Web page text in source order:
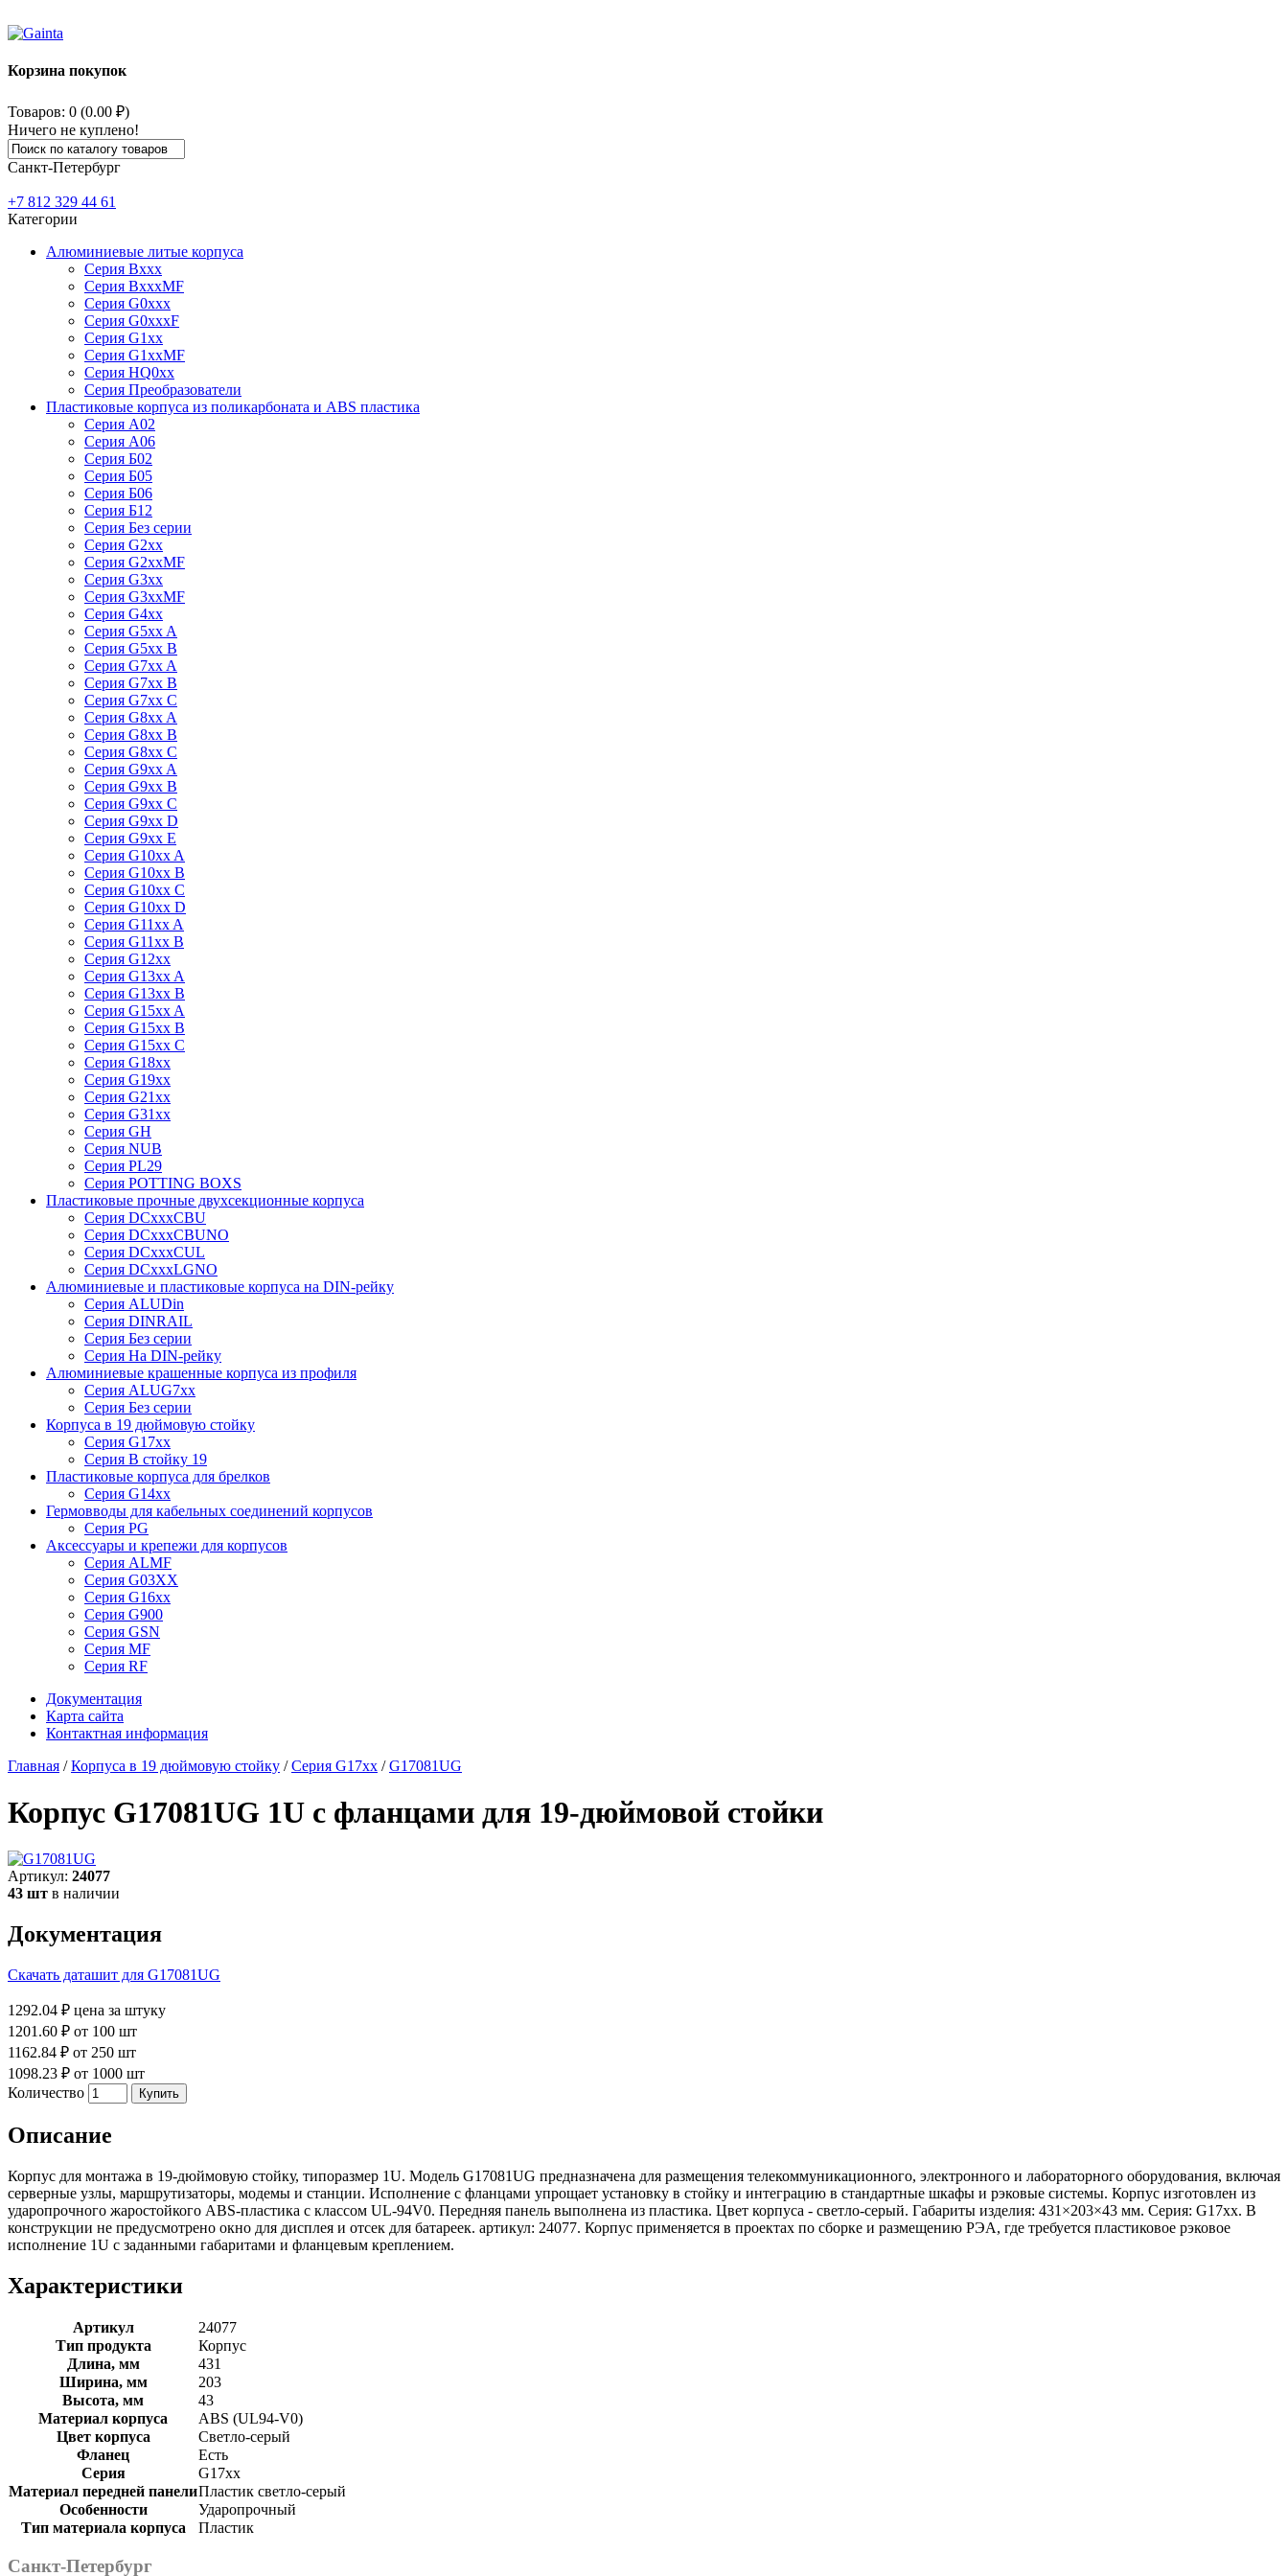
Корзина покупок
Товаров: 0 (0.00 ₽)
Ничего не куплено!
Санкт-Петербург
+7 812 329 44 61
Категории
Алюминиевые литые корпуса
Серия Bxxx
Серия BxxxMF
Серия G0xxx
Серия G0xxxF
Серия G1xx
Серия G1xxMF
Серия HQ0xx
Серия Преобразователи
Пластиковые корпуса из поликарбоната и ABS пластика
Серия А02
Серия А06
Серия Б02
Серия Б05
Серия Б06
Серия Б12
Серия Без серии
Серия G2xx
Серия G2xxMF
Серия G3xx
Серия G3xxMF
Серия G4xx
Серия G5xx A
Серия G5xx B
Серия G7xx A
Серия G7xx B
Серия G7xx C
Серия G8xx A
Серия G8xx B
Серия G8xx C
Серия G9xx A
Серия G9xx B
Серия G9xx C
Серия G9xx D
Серия G9xx E
Серия G10xx A
Серия G10xx B
Серия G10xx C
Серия G10xx D
Серия G11xx A
Серия G11xx B
Серия G12xx
Серия G13xx A
Серия G13xx B
Серия G15xx A
Серия G15xx B
Серия G15xx C
Серия G18xx
Серия G19xx
Серия G21xx
Серия G31xx
Серия GH
Серия NUB
Серия PL29
Серия POTTING BOXS
Пластиковые прочные двухсекционные корпуса
Серия DCxxxCBU
Серия DCxxxCBUNO
Серия DCxxxCUL
Серия DCxxxLGNO
Алюминиевые и пластиковые корпуса на DIN-рейку
Серия ALUDin
Серия DINRAIL
Серия Без серии
Серия На DIN-рейку
Алюминиевые крашенные корпуса из профиля
Серия ALUG7xx
Серия Без серии
Корпуса в 19 дюймовую стойку
Серия G17xx
Серия В стойку 19
Пластиковые корпуса для брелков
Серия G14xx
Гермовводы для кабельных соединений корпусов
Серия PG
Аксессуары и крепежи для корпусов
Серия ALMF
Серия G03XX
Серия G16xx
Серия G900
Серия GSN
Серия MF
Серия RF
Документация
Карта сайта
Контактная информация
Главная /Корпуса в 19 дюймовую стойку /Серия G17xx /G17081UG
Корпус G17081UG 1U с фланцами для 19-дюймовой стойки
Артикул: 24077
43 шт в наличии
Документация
Скачать даташит для G17081UG
1292.04 ₽ цена за штуку
1201.60 ₽ от 100 шт
1162.84 ₽ от 250 шт
1098.23 ₽ от 1000 шт
Количество
Описание
Корпус для монтажа в 19-дюймовую стойку, типоразмер 1U. Модель G17081UG предназначена для размещения телекоммуникационного, электронного и лабораторного оборудования, включая
серверные узлы, маршрутизаторы, модемы и станции. Исполнение с фланцами упрощает установку в стойку и интеграцию в стандартные шкафы и рэковые системы. Корпус изготовлен из
ударопрочного жаростойкого ABS-пластика с классом UL-94V0. Передняя панель выполнена из пластика. Цвет корпуса - светло-серый. Габариты изделия: 431×203×43 мм. Серия: G17xx. В
конструкции не предусмотрено окно для дисплея и отсек для батареек. артикул: 24077. Корпус применяется в проектах по сборке и размещению РЭА, где требуется пластиковое рэковое
исполнение 1U с заданными габаритами и фланцевым креплением.
Характеристики
Артикул
24077
Тип продукта
Корпус
Длина, мм
431
Ширина, мм
203
Высота, мм
43
Материал корпуса
ABS (UL94-V0)
Цвет корпуса
Светло-серый
Фланец
Есть
Серия
G17xx
Материал передней панелиПластик светло-серый
Особенности
Ударопрочный
Тип материала корпуса
Пластик
Санкт-Петербург